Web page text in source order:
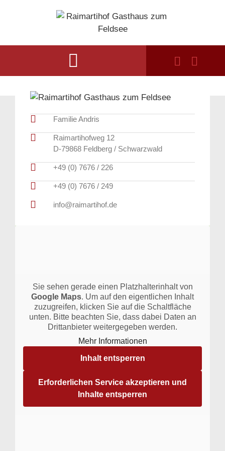
Familie Andris
Raimartihofweg 12
D-79868 Feldberg / Schwarzwald
+49 (0) 7676 / 226
+49 (0) 7676 / 249
info@raimartihof.de
Sie sehen gerade einen Platzhalterinhalt von
Google Maps. Um auf den eigentlichen Inhalt
zuzugreifen, klicken Sie auf die Schaltfläche
unten. Bitte beachten Sie, dass dabei Daten an
Drittanbieter weitergegeben werden.
Mehr Informationen
Inhalt entsperren
Erforderlichen Service akzeptieren und
Inhalte entsperren